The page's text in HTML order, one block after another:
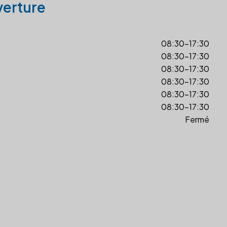
08:30-17:30
08:30-17:30
08:30-17:30
08:30-17:30
08:30-17:30
08:30-17:30
Fermé